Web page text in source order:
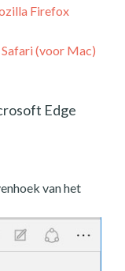
Firefox
(voor Mac)
Edge
van het